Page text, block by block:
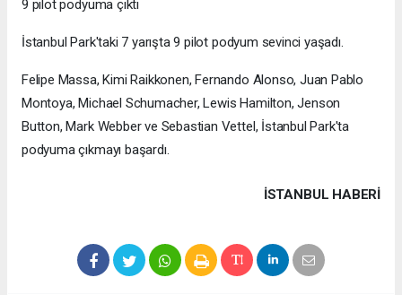
9 pilot podyuma çıktı
İstanbul Park'taki 7 yarışta 9 pilot podyum sevinci yaşadı.
Felipe Massa, Kimi Raikkonen, Fernando Alonso, Juan Pablo
Montoya, Michael Schumacher, Lewis Hamilton, Jenson
Button, Mark Webber ve Sebastian Vettel, İstanbul Park'ta
podyuma çıkmayı başardı.
İSTANBUL HABERİ